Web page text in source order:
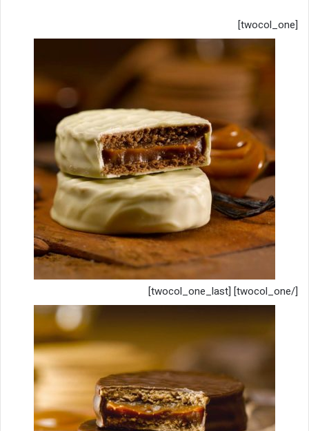
[twocol_one]
[/twocol_one] [twocol_one_last]